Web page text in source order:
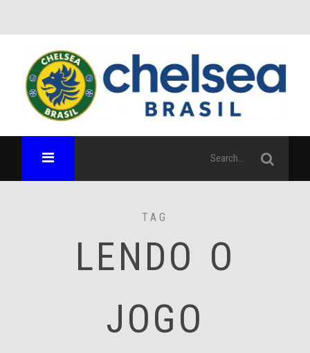
TAG
LENDO O
JOGO